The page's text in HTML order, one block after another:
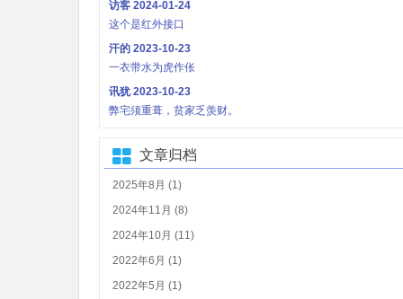
访客2024-01-24
这个是红外接口
汗的2023-10-23
一衣带水为虎作伥
讯犹2023-10-23
弊宅须重葺，贫家乏羡财。
文章归档
2025年8月 (1)
2024年11月 (8)
2024年10月 (11)
2022年6月 (1)
2022年5月 (1)